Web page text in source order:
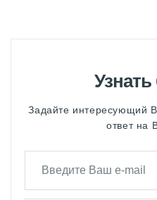
Задайте интересующий
ответ на